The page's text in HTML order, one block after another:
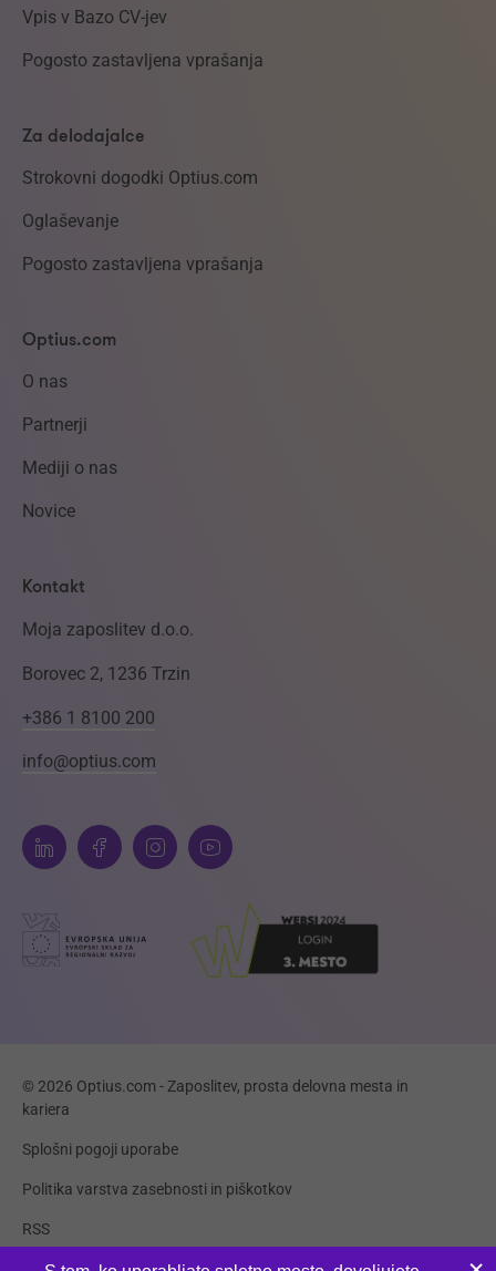
Vpis v Bazo CV-jev
Pogosto zastavljena vprašanja
Za delodajalce
Strokovni dogodki Optius.com
Oglaševanje
Pogosto zastavljena vprašanja
Optius.com
O nas
Partnerji
Mediji o nas
Novice
Kontakt
Moja zaposlitev d.o.o.
Borovec 2, 1236 Trzin
+386 1 8100 200
info@optius.com
© 2026 Optius.com - Zaposlitev, prosta delovna mesta in
kariera
Splošni pogoji uporabe
Politika varstva zasebnosti in piškotkov
RSS